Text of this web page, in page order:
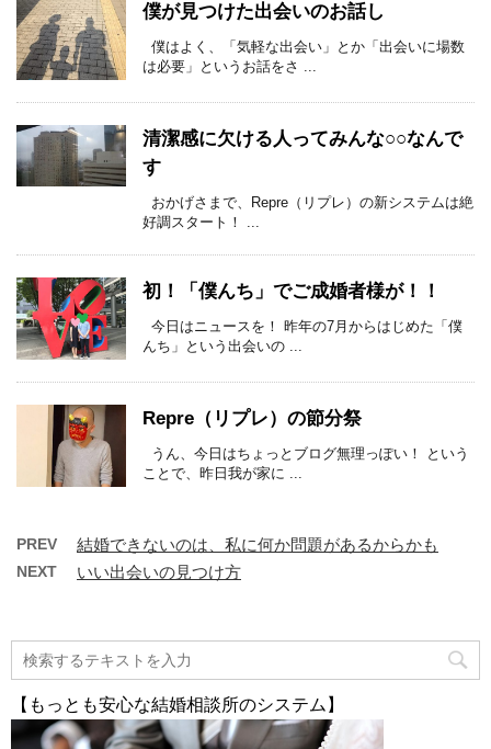
僕が見つけた出会いのお話し
僕はよく、「気軽な出会い」とか「出会いに場数
は必要」というお話をさ ...
清潔感に欠ける人ってみんな○○なんで
す
おかげさまで、Repre（リプレ）の新システムは絶
好調スタート！ ...
初！「僕んち」でご成婚者様が！！
今日はニュースを！ 昨年の7月からはじめた「僕
んち」という出会いの ...
Repre（リプレ）の節分祭
うん、今日はちょっとブログ無理っぽい！ という
ことで、昨日我が家に ...
PREV 結婚できないのは、私に何か問題があるからかも
NEXT いい出会いの見つけ方
【もっとも安心な結婚相談所のシステム】